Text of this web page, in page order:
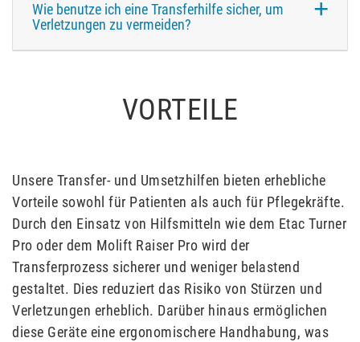
Wie benutze ich eine Transferhilfe sicher, um
Verletzungen zu vermeiden?
VORTEILE
Unsere Transfer- und Umsetzhilfen bieten erhebliche
Vorteile sowohl für Patienten als auch für Pflegekräfte.
Durch den Einsatz von Hilfsmitteln wie dem Etac Turner
Pro oder dem Molift Raiser Pro wird der
Transferprozess sicherer und weniger belastend
gestaltet. Dies reduziert das Risiko von Stürzen und
Verletzungen erheblich. Darüber hinaus ermöglichen
diese Geräte eine ergonomischere Handhabung, was